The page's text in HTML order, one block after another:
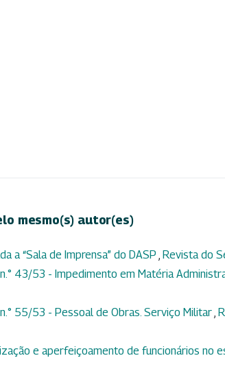
mesmo(s) autor(es)
a “Sala de Imprensa” do DASP , Revista do
43/53 - Impedimento em Matéria
55/53 - Pessoal de Obras. Serviço Militar,
e aperfeiçoamento de funcionários no